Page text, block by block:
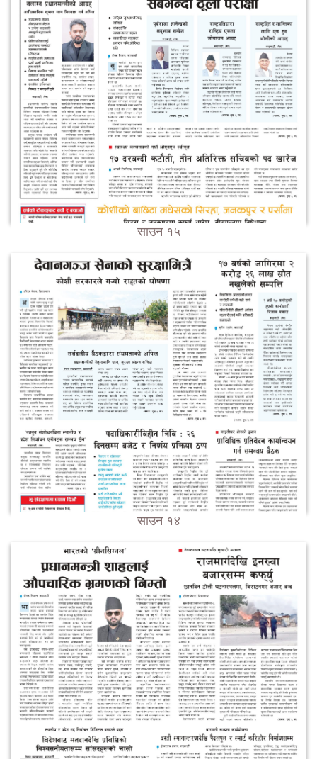
साउन १५
साउन १४